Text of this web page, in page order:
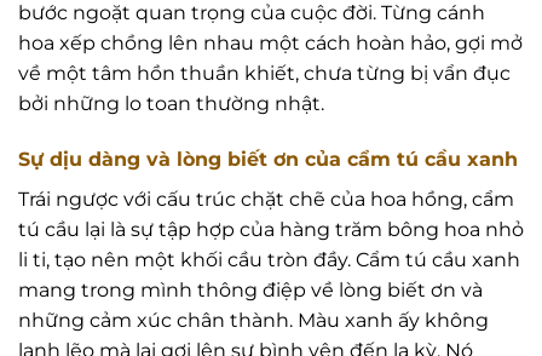
bước ngoặt quan trọng của cuộc đời. Từng cánh
hoa xếp chồng lên nhau một cách hoàn hảo, gợi mở
về một tâm hồn thuần khiết, chưa từng bị vẩn đục
bởi những lo toan thường nhật.
Sự dịu dàng và lòng biết ơn của cẩm tú cầu xanh
Trái ngược với cấu trúc chặt chẽ của hoa hồng, cẩm
tú cầu lại là sự tập hợp của hàng trăm bông hoa nhỏ
li ti, tạo nên một khối cầu tròn đầy. Cẩm tú cầu xanh
mang trong mình thông điệp về lòng biết ơn và
những cảm xúc chân thành. Màu xanh ấy không
lạnh lẽo mà lại gợi lên sự bình yên đến lạ kỳ. Nó